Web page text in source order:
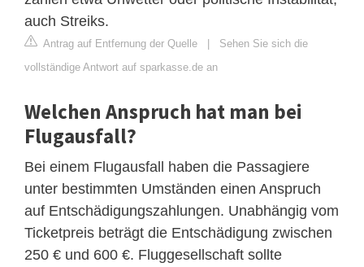
auch Streiks.
Antrag auf Entfernung der Quelle | Sehen Sie sich die
vollständige Antwort auf sparkasse.de an
Welchen Anspruch hat man bei
Flugausfall?
Bei einem Flugausfall haben die Passagiere
unter bestimmten Umständen einen Anspruch
auf Entschädigungszahlungen. Unabhängig vom
Ticketpreis beträgt die Entschädigung zwischen
250 € und 600 €. Fluggesellschaft sollte